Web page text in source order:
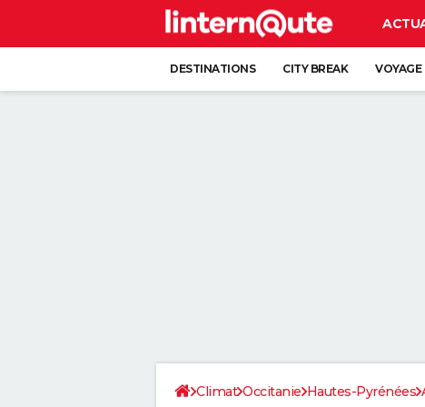
DESTINATIONS CITY BREAK
Climat Occitanie Hautes-Pyrénées